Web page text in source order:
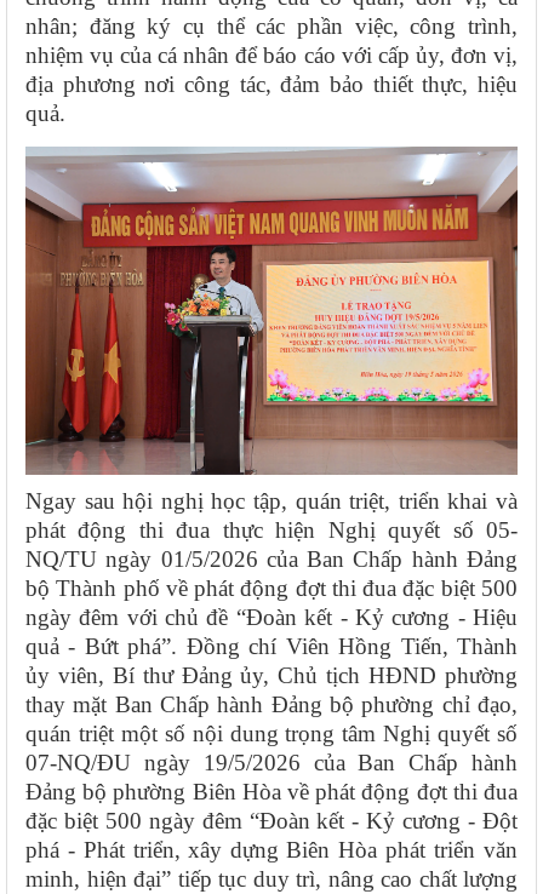
nhân; đăng ký cụ thể các phần việc, công trình,
nhiệm vụ của cá nhân để báo cáo với cấp ủy, đơn vị,
địa phương nơi công tác, đảm bảo thiết thực, hiệu
quả.
Ngay sau hội nghị học tập, quán triệt, triển khai và
phát động thi đua thực hiện Nghị quyết số 05-
NQ/TU ngày 01/5/2026 của Ban Chấp hành Đảng
bộ Thành phố về phát động đợt thi đua đặc biệt 500
ngày đêm với chủ đề “Đoàn kết - Kỷ cương - Hiệu
quả - Bứt phá”. Đồng chí Viên Hồng Tiến, Thành
ủy viên, Bí thư Đảng ủy, Chủ tịch HĐND phường
thay mặt Ban Chấp hành Đảng bộ phường chỉ đạo,
quán triệt một số nội dung trọng tâm Nghị quyết số
07-NQ/ĐU ngày 19/5/2026 của Ban Chấp hành
Đảng bộ phường Biên Hòa về phát động đợt thi đua
đặc biệt 500 ngày đêm “Đoàn kết - Kỷ cương - Đột
phá - Phát triển, xây dựng Biên Hòa phát triển văn
minh, hiện đại” tiếp tục duy trì, nâng cao chất lượng